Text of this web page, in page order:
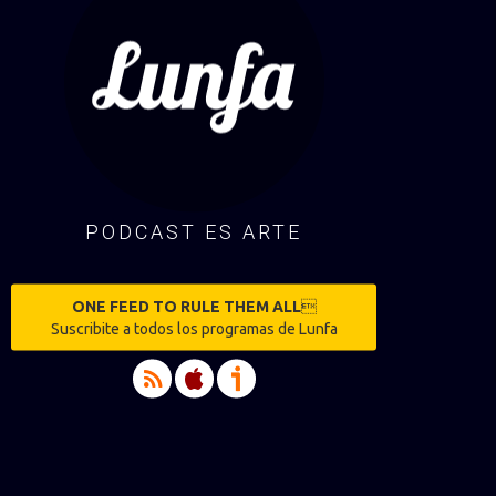
PODCAST ES ARTE
ONE FEED TO RULE THEM ALL 
Suscribite a todos los programas de Lunfa